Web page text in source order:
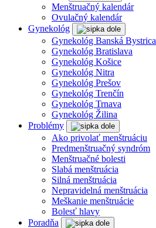
Menštruačný kalendár
Ovulačný kalendár
Gynekológ
Gynekológ Banská Bystrica
Gynekológ Bratislava
Gynekológ Košice
Gynekológ Nitra
Gynekológ Prešov
Gynekológ Trenčín
Gynekológ Trnava
Gynekológ Žilina
Problémy
Ako privolať menštruáciu
Predmenštruačný syndróm
Menštruačné bolesti
Slabá menštruácia
Silná menštruácia
Nepravidelná menštruácia
Meškanie menštruácie
Bolesť hlavy
Poradňa